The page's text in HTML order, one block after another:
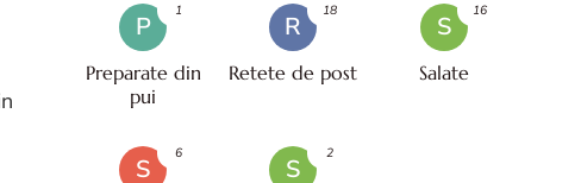
P
Preparate din
pui
1
R
Retete de post
18
S
Salate
16
S
6
S
2